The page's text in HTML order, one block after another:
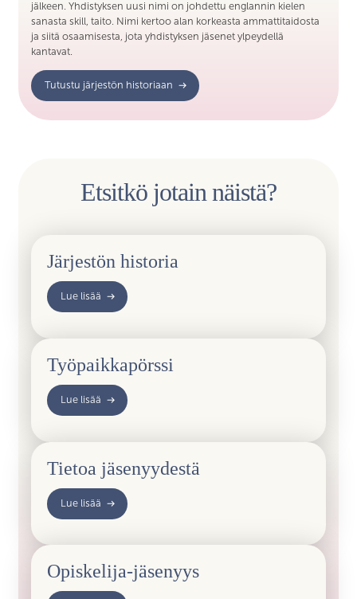
jälkeen. Yhdistyksen uusi nimi on johdettu englannin kielen
sanasta skill, taito. Nimi kertoo alan korkeasta ammattitaidosta
ja siitä osaamisesta, jota yhdistyksen jäsenet ylpeydellä
kantavat.
Tutustu järjestön historiaan
Etsitkö jotain näistä?
Järjestön historia
Lue lisää
Työpaikkapörssi
Lue lisää
Tietoa jäsenyydestä
Lue lisää
Opiskelija-jäsenyys